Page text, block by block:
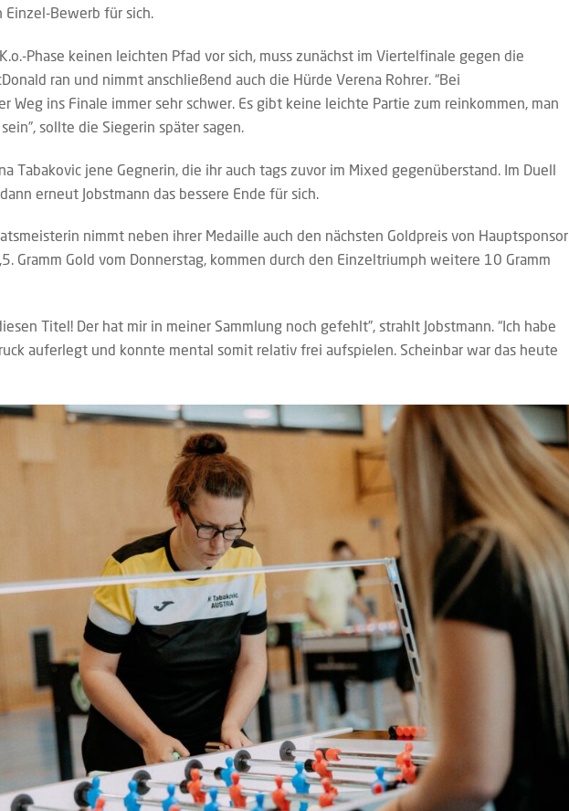
Bewerb für sich.
Phase keinen leichten Pfad vor sich, muss zunächst im Viertelfinale gegen die
ran und nimmt anschließend auch die Hürde Verena Rohrer. “Bei
Weg ins Finale immer sehr schwer. Es gibt keine leichte Partie zum reinkommen, man
sollte die Siegerin später sagen.
Tabakovic jene Gegnerin, die ihr auch tags zuvor im Mixed gegenüberstand. Im Duell
erneut Jobstmann das bessere Ende für sich.
nimmt neben ihrer Medaille auch den nächsten Goldpreis von Hauptsponsor
Gramm Gold vom Donnerstag, kommen durch den Einzeltriumph weitere 10 Gramm
Titel! Der hat mir in meiner Sammlung noch gefehlt”, strahlt Jobstmann. “Ich habe
auferlegt und konnte mental somit relativ frei aufspielen. Scheinbar war das heute